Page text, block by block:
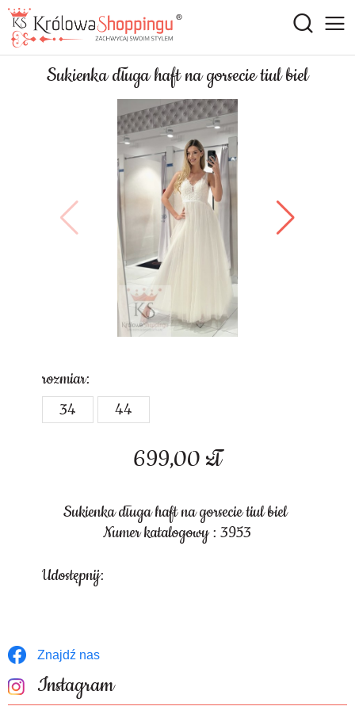
Sukienka długa haft na gorsecie tiul biel
699,00 zł
rozmiar:
34
44
Sukienka długa haft na gorsecie tiul biel
Numer katalogowy : 3953
Udostępnij:
Znajdź nas
Instagram